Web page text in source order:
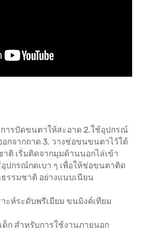
การปัดขนตาให้สะอาด 2.ใช้อุปกรณ์
กจากถาด 3. วางช่อขนขนตาไว้ใต้
ติ เริ่มติดจากมุมด้านนอกไล่เข้า
ปกรณ์กดเบา ๆ เพื่อให้ช่อขนตาติด
รรมชาติ อย่างแนบเนียน
าะห์ระดับพรีเมียม ขนมิงค์เทียม
ด็ก สำหรับการใช้งานภายนอก